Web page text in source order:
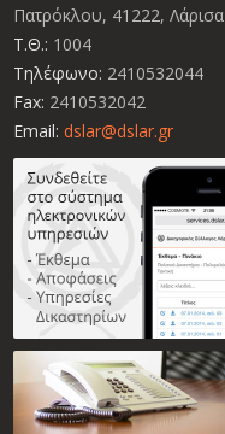
Πατρόκλου, 41222, Λάρισα
Τ.Θ.: 1004
Τηλέφωνο: 2410532044
Fax: 2410532042
Email: dslar@dslar.gr